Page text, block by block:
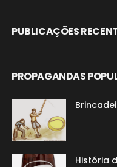
PUBLICAÇÕES
PROPAGANDAS
História